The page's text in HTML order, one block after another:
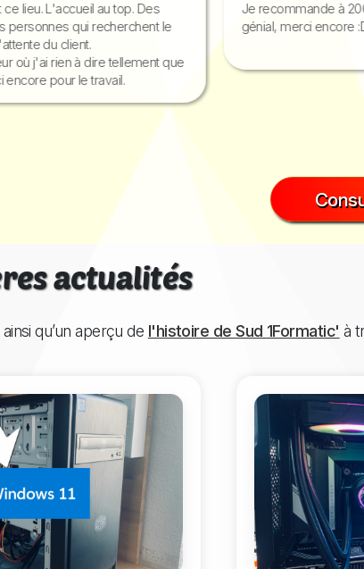
lieu. L'accueil au top. Des
personnes qui recherchent le
du client.
où j'ai rien à dire tellement que
encore pour le travail.
Je recommande à
génial, merci encore
actualités
qu’un aperçu de l'histoire de Sud 1Formatic' à